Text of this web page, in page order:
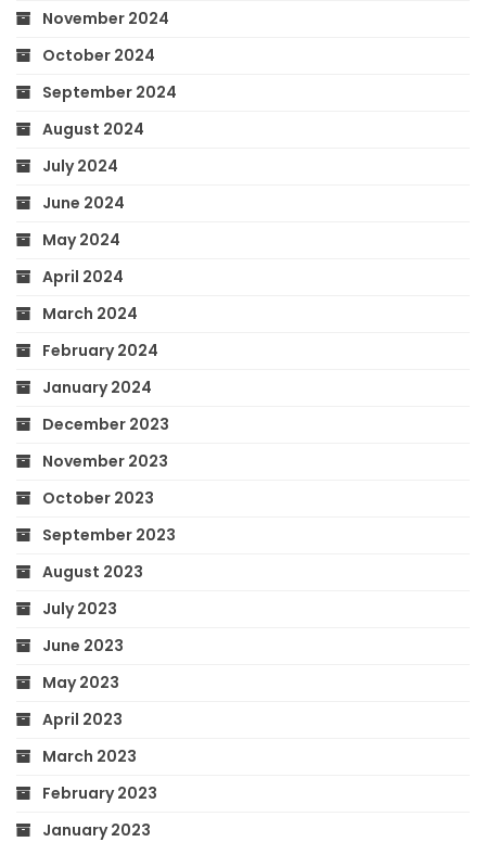
November 2024
October 2024
September 2024
August 2024
July 2024
June 2024
May 2024
April 2024
March 2024
February 2024
January 2024
December 2023
November 2023
October 2023
September 2023
August 2023
July 2023
June 2023
May 2023
April 2023
March 2023
February 2023
January 2023